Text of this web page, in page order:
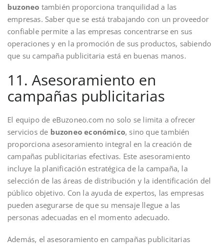
buzoneo también proporciona tranquilidad a las
empresas. Saber que se está trabajando con un proveedor
confiable permite a las empresas concentrarse en sus
operaciones y en la promoción de sus productos, sabiendo
que su campaña publicitaria está en buenas manos.
11. Asesoramiento en
campañas publicitarias
El equipo de eBuzoneo.com no solo se limita a ofrecer
servicios de buzoneo económico, sino que también
proporciona asesoramiento integral en la creación de
campañas publicitarias efectivas. Este asesoramiento
incluye la planificación estratégica de la campaña, la
selección de las áreas de distribución y la identificación del
público objetivo. Con la ayuda de expertos, las empresas
pueden asegurarse de que su mensaje llegue a las
personas adecuadas en el momento adecuado.
Además, el asesoramiento en campañas publicitarias